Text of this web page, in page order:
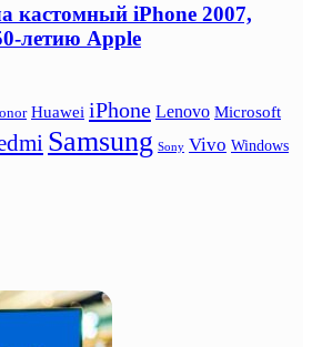
кастомный iPhone 2007,
летию Apple
Huawei iPhone Lenovo Microsoft
Samsung Sony Vivo Windows